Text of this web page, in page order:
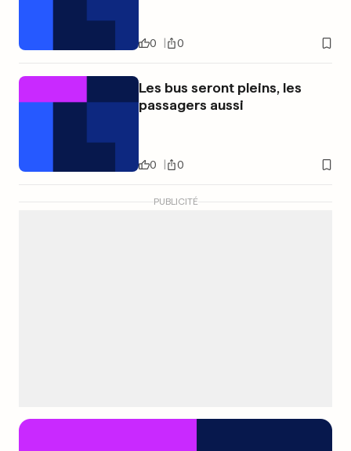
0 0
Les bus seront pleins, les
passagers aussi
0 0
PUBLICITÉ